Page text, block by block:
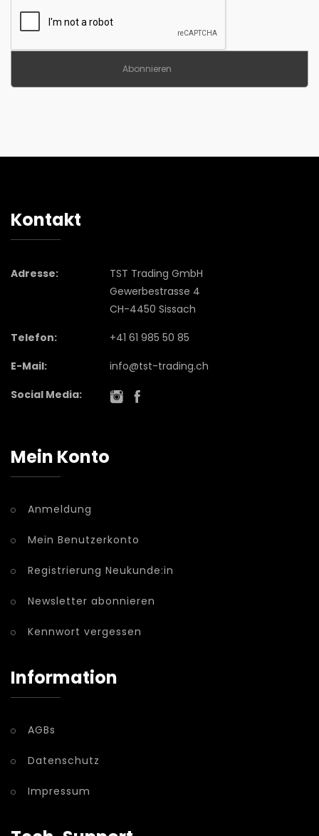
Kontakt
Adresse:
TST Trading GmbH
Gewerbestrasse 4
CH-4450 Sissach
Telefon:
+41 61 985 50 85
E-Mail:
info@tst-trading.ch
Social Media:
Mein Konto
Anmeldung
Mein Benutzerkonto
Registrierung Neukunde:in
Newsletter abonnieren
Kennwort vergessen
Information
AGBs
Datenschutz
Impressum